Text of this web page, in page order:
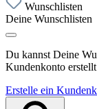
Wunschlisten
Deine Wunschlisten
Du kannst Deine
Kundenkonto
Erstelle ein